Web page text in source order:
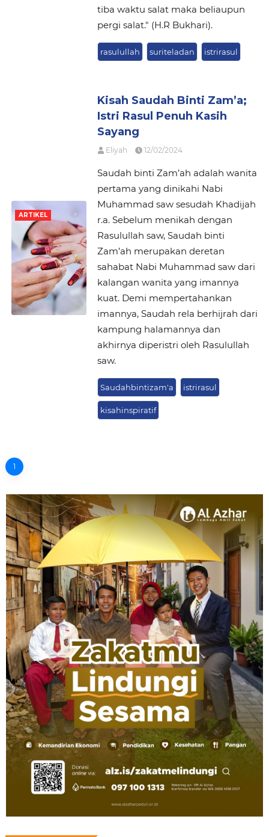
tiba waktu salat maka beliaupun
pergi salat." (H.R Bukhari).
rasulullah suriteladan istrirasul
ARTIKEL
Kisah Saudah Binti Zam’a;
Istri Rasul Penuh Kasih
Sayang
Eliyah 12/02/2024
Saudah binti Zam’ah adalah wanita
pertama yang dinikahi Nabi
Muhammad saw sesudah Khadijah
r.a. Sebelum menikah dengan
Rasulullah saw, Saudah binti
Zam’ah merupakan deretan
sahabat Nabi Muhammad saw dari
kalangan wanita yang imannya
kuat. Demi mempertahankan
imannya, Saudah rela berhijrah dari
kampung halamannya dan
akhirnya diperistri oleh Rasulullah
saw.
Saudahbintizam'a istrirasul
kisahinspiratif
1